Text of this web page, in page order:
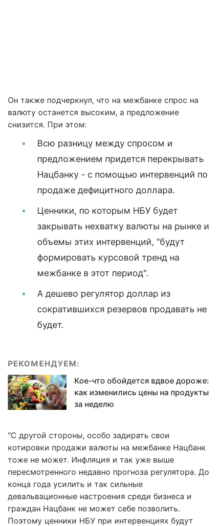
Он также подчеркнул, что на межбанке спрос на
валюту останется высоким, а предложение
снизится. При этом:
Всю разницу между спросом и
предложением придется перекрывать
Нацбанку - с помощью интервенций по
продаже дефицитного доллара.
Ценники, по которым НБУ будет
закрывать нехватку валюты на рынке и
объемы этих интервенций, "будут
формировать курсовой тренд на
межбанке в этот период".
А дешево регулятор доллар из
сократившихся резервов продавать не
будет.
РЕКОМЕНДУЕМ:
Кое-что обойдется вдвое дороже:
как изменились цены на продукты
за неделю
"С другой стороны, особо задирать свои
котировки продажи валюты на межбанке Нацбанк
тоже не может. Инфляция и так уже выше
пересмотренного недавно прогноза регулятора. До
конца года усилить и так сильные
девальвационные настроения среди бизнеса и
граждан Нацбанк не может себе позволить.
Поэтому ценники НБУ при интервенциях будут